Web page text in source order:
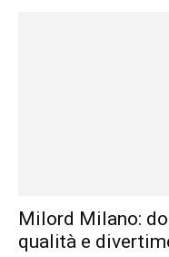
Milord Milano:
qualità e